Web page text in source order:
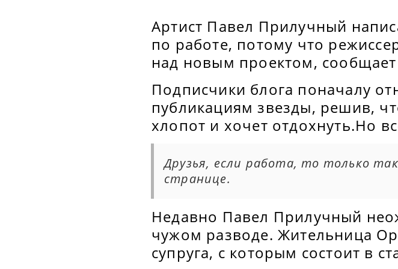
Артист Павел Прилучный
по работе, потому что
над новым проектом,
Подписчики блога поначалу
публикациям звезды, решив,
хлопот и хочет отдохнуть.Но
Друзья, если работа, то только
странице.
Недавно Павел Прилучный
чужом разводе. Жительница
супруга, с которым состоит в